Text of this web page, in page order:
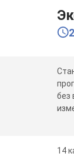
без
14